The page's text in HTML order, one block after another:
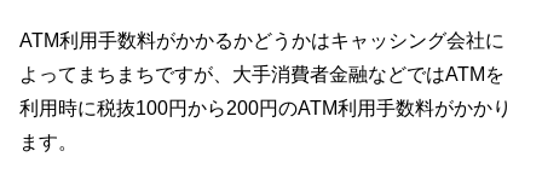
ATM利用手数料がかかるかどうかはキャッシング会社に
よってまちまちですが、大手消費者金融などではATMを
利用時に税抜100円から200円のATM利用手数料がかかり
ます。